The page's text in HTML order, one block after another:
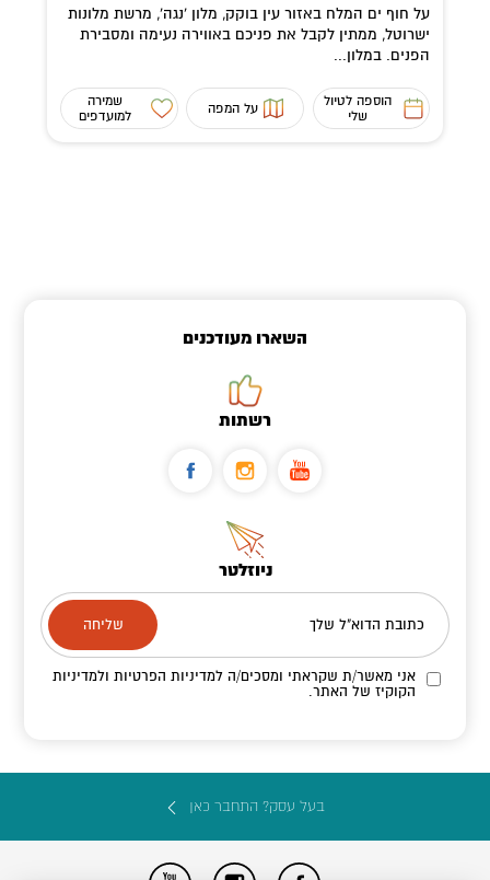
על חוף ים המלח באזור עין בוקק, מלון 'נגה', מרשת מלונות
ישרוטל, ממתין לקבל את פניכם באווירה נעימה ומסבירת
הפנים. במלון...
הוספה לטיול
שלי
על המפה
שמירה
למועדפים
השארו מעודכנים
רשתות
ניוזלטר
כתובת הדוא"ל שלך
אני מאשר/ת שקראתי ומסכים/הלמדיניות הפרטיות ולמדיניות
הקוקיז של האתר.
בעל עסק? התחבר כאן